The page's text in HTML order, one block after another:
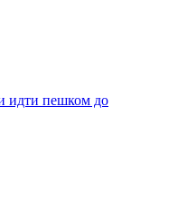
идти пешком до